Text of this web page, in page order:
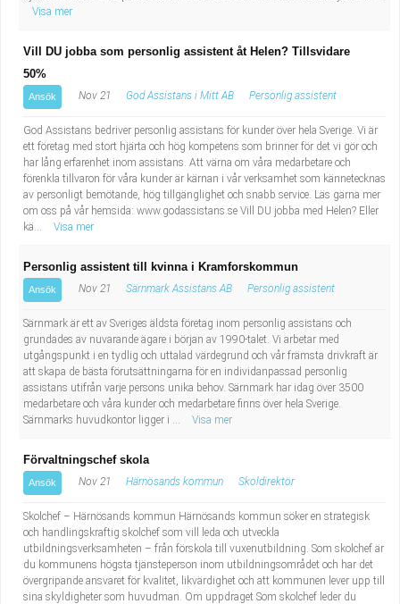
Visa mer
Vill DU jobba som personlig assistent åt Helen? Tillsvidare
50%
Ansök Nov 21 God Assistans i Mitt AB Personlig assistent
God Assistans bedriver personlig assistans för kunder över hela Sverige. Vi är
ett företag med stort hjärta och hög kompetens som brinner för det vi gör och
har lång erfarenhet inom assistans. Att värna om våra medarbetare och
förenkla tillvaron för våra kunder är kärnan i vår verksamhet som kännetecknas
av personligt bemötande, hög tillgänglighet och snabb service. Läs gärna mer
om oss på vår hemsida: www.godassistans.se Vill DU jobba med Helen? Eller
kä...
Visa mer
Personlig assistent till kvinna i Kramforskommun
Ansök Nov 21 Särnmark Assistans AB Personlig assistent
Särnmark är ett av Sveriges äldsta företag inom personlig assistans och
grundades av nuvarande ägare i början av 1990-talet. Vi arbetar med
utgångspunkt i en tydlig och uttalad värdegrund och vår främsta drivkraft är
att skapa de bästa förutsättningarna för en individanpassad personlig
assistans utifrån varje persons unika behov. Särnmark har idag över 3500
medarbetare och våra kunder och medarbetare finns över hela Sverige.
Särnmarks huvudkontor ligger i ...
Visa mer
Förvaltningschef skola
Ansök Nov 21 Härnösands kommun Skoldirektör
Skolchef – Härnösands kommun Härnösands kommun söker en strategisk
och handlingskraftig skolchef som vill leda och utveckla
utbildningsverksamheten – från förskola till vuxenutbildning. Som skolchef är
du kommunens högsta tjänsteperson inom utbildningsområdet och har det
övergripande ansvaret för kvalitet, likvärdighet och att kommunen lever upp till
sina skyldigheter som huvudman. Om uppdraget Som skolchef leder du